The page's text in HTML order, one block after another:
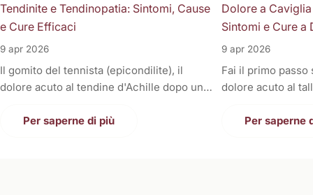
Tendinite e Tendinopatia: Sintomi, Cause
e Cure Efficaci
9 apr 2026
Il gomito del tennista (epicondilite), il
dolore acuto al tendine d'Achille dopo una
braccio, o il fastidioso dolore al ginocchio
Per saperne di più
Dolore a
Sintomi e Cure a
9 apr 2026
Fai il primo
dolore acuto al
sono gonfie,
Per saperne